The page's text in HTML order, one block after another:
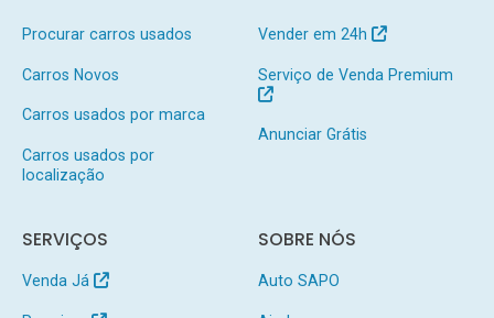
Procurar carros usados
Carros Novos
Carros usados por marca
Carros usados por
localização
Vender em 24h
Serviço de Venda Premium
Anunciar Grátis
SERVIÇOS
Venda Já
SOBRE NÓS
Auto SAPO